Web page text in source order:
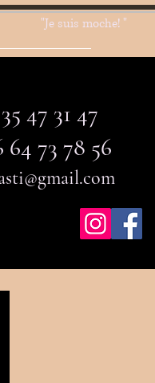
"Je suis moche! "
47 31 47
64 73 78 56